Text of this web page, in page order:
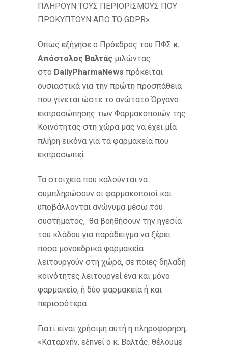
ΠΛHPOYN TOYΣ ΠEPIOPIΣMOYΣ ΠOY
ΠPOKYΠTOYN AΠO TO GDPR».
Όπως εξήγησε ο Πρόεδρος του ΠΦΣ κ.
Απόστολος Βαλτάς μιλώντας
στο DailyPharmaNews πρόκειται
ουσιαστικά για την πρώτη προσπάθεια
που γίνεται ώστε το ανώτατο Όργανο
εκπροσώπησης των Φαρμακοποιών της
Κοινότητας στη χώρα μας να έχει μία
πλήρη εικόνα για τα φαρμακεία που
εκπροσωπεί.
Τα στοιχεία που καλούνται να
συμπληρώσουν οι φαρμακοποιοί και
υποβάλλονται ανώνυμα μέσω του
συστήματος, θα βοηθήσουν την ηγεσία
του κλάδου για παράδειγμα να ξέρει
πόσα μονοεδρικά φαρμακεία
λειτουργούν στη χώρα, σε ποιες δηλαδή
κοινότητες λειτουργεί ένα και μόνο
φαρμακείο, ή δύο φαρμακεία ή και
περισσότερα.
Γιατί είναι χρήσιμη αυτή η πληροφόρηση;
«Καταρχήν, εξηγεί ο κ. Βαλτάς, θέλουμε